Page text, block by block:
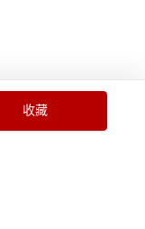
收藏